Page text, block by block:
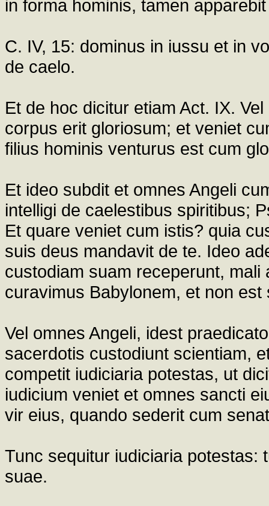
in forma hominis, tamen
C. IV, 15: dominus in iussu et in
de caelo.
Et de hoc dicitur etiam Act. IX.
corpus erit gloriosum; et veniet
filius hominis venturus est cum
Et ideo subdit et omnes Angeli
intelligi de caelestibus spiritibus;
Et quare veniet cum istis? quia
suis deus mandavit de te. Ideo
custodiam suam receperunt,
curavimus Babylonem, et non est
Vel omnes Angeli, idest
sacerdotis custodiunt scientiam,
competit iudiciaria potestas, ut
iudicium veniet et omnes sancti
vir eius, quando sederit cum
Tunc sequitur iudiciaria potestas:
suae.